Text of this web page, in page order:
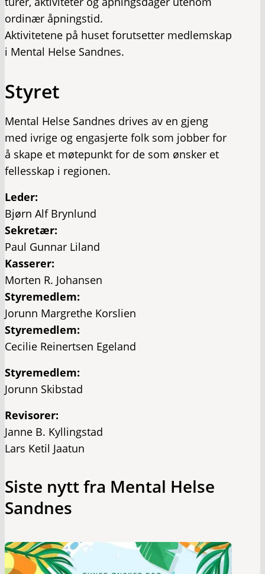
ordinær åpningstid.
Aktivitetene på huset forutsetter medlemskap
i Mental Helse Sandnes.
Styret
Mental Helse Sandnes drives av en gjeng
med ivrige og engasjerte folk som jobber for
å skape et møtepunkt for de som ønsker et
fellesskap i regionen.
Leder:
Bjørn Alf Brynlund
Sekretær:
Paul Gunnar Liland
Kasserer:
Morten R. Johansen
Styremedlem:
Jorunn Margrethe Korslien
Styremedlem:
Cecilie Reinertsen Egeland
Styremedlem:
Jorunn Skibstad
Revisorer:
Janne B. Kyllingstad
Lars Ketil Jaatun
Siste nytt fra Mental Helse
Sandnes